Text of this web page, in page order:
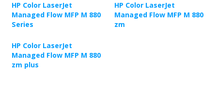
HP Color LaserJet
Managed Flow MFP M 880
Series
HP Color LaserJet
Managed Flow MFP M 880
zm
HP Color LaserJet
Managed Flow MFP M 880
zm plus